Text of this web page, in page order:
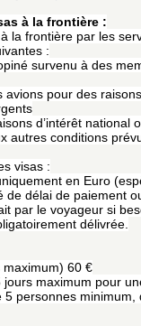
à la frontière :
la frontière par les
:
survenu à des
pour des
d’intérêt national
autres conditions
visas :
en Euro
délai de paiement
par le voyageur si
délivrée.
60 €
maximum pour
personnes minimum,